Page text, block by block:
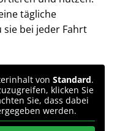
tägliche
bei jeder Fahrt
von Standard.
klicken Sie
Sie, dass dabei
werden.